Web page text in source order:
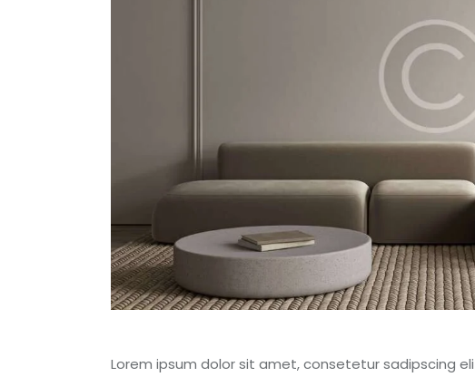
Lorem ipsum dolor sit amet, consetetur sadipscing